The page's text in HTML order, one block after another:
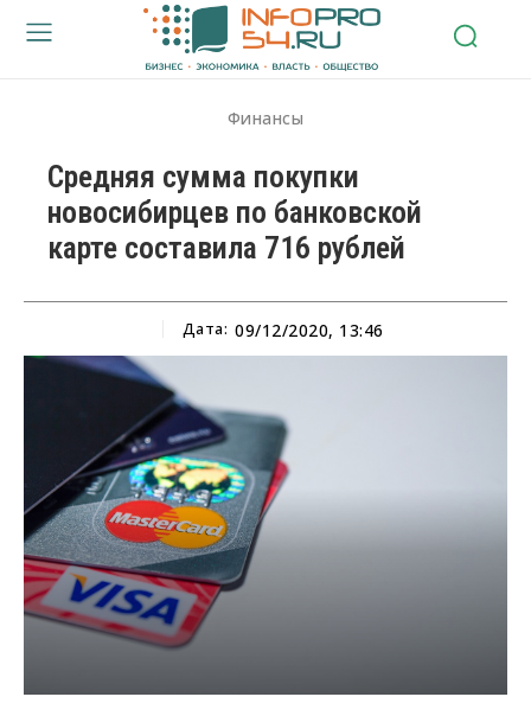
Финансы
Средняя сумма покупки
новосибирцев по банковской
карте составила 716 рублей
Дата: 09/12/2020, 13:46